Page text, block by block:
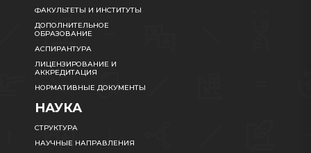
ФАКУЛЬТЕТЫ И ИНСТИТУТЫ
ДОПОЛНИТЕЛЬНОЕ
ОБРАЗОВАНИЕ
АСПИРАНТУРА
ЛИЦЕНЗИРОВАНИЕ И
АККРЕДИТАЦИЯ
НОРМАТИВНЫЕ ДОКУМЕНТЫ
НАУКА
СТРУКТУРА
НАУЧНЫЕ НАПРАВЛЕНИЯ